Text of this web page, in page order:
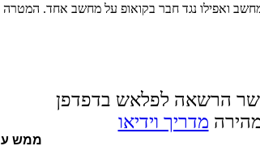
ואפילו נגד חבר בקואופ על מחשב אחד.
הרשאה לפלאש בדפדפן
מדריך וידיאו
ממש